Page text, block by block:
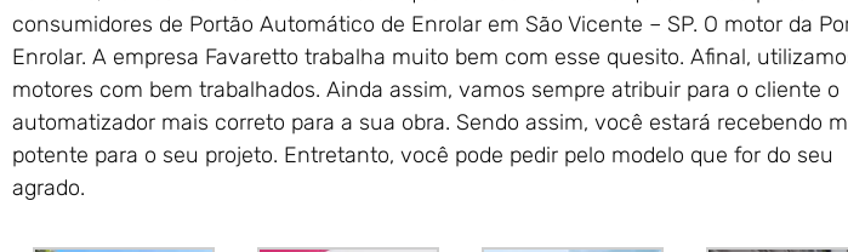
consumidores de Portão Automático de Enrolar em São Vicente – SP. O motor da
Enrolar. A empresa Favaretto trabalha muito bem com esse quesito. Afinal,
motores com bem trabalhados. Ainda assim, vamos sempre atribuir para o cliente o
automatizador mais correto para a sua obra. Sendo assim, você estará recebendo
potente para o seu projeto. Entretanto, você pode pedir pelo modelo que for do seu
agrado.